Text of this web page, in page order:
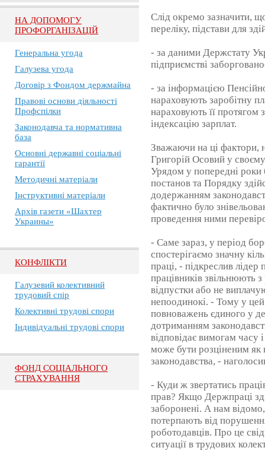
НА ДОПОМОГУ
ПРОФОРГАНІЗАЦІЙ
Генеральна угода
Галузева угода
Договір з Фондом держмайна
Правові основи діяльності
Профспілки
Законодавча та нормативна
база
Основні державні соціальні
гарантії
Методичні матеріали
Інструктивні матеріали
Архів газети «Шахтер
Украины»
КОНФЛІКТИ
Галузевий колективний
трудовий спір
Колективні трудові спори
Індивідуальні трудові спори
ФОНД СОЦІАЛЬНОГО
СТРАХУВАННЯ
Слід окремо зазначити,
переліку, підстави для
- за даними Держстату
підприємстві
- за інформацією
нараховують заробітну
нараховують її протягом
індексацію зарплат.
Зважаючи на ці фактори,
Григорій Осовий у
Урядом у попередні роки
постанов та Порядку
додержанням
фактично було
проведення ними
- Саме зараз, у період
спостерігаємо значну
праці, - підкреслив
працівників звільнюють
відпустки або не
непоодинокі. - Тому у
повноважень єдиного у
дотриманням
відповідає вимогам часу
може бути розціненим
законодавства, -
- Куди ж звертатись
прав? Якщо Держпраці
заборонені. А нам
потерпають від
роботодавців. Про це
ситуації в трудових